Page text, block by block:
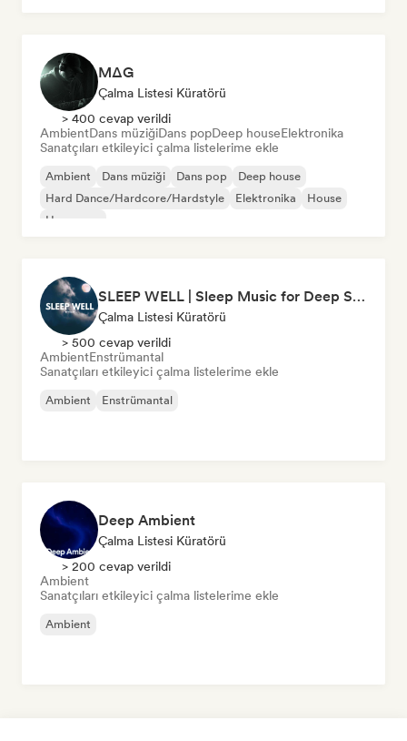
MΔG
Çalma Listesi Küratörü
> 400 cevap verildi
AmbientDans müziğiDans popDeep houseElektronika
Sanatçıları etkileyici çalma listelerime ekle
Ambient Dans müziği Dans pop
Deep house
Hard Dance/Hardcore/Hardstyle
Elektronika
House
Hyperpop
SLEEP WELL | Sleep Music for Deep Sleeping
Çalma Listesi Küratörü
> 500 cevap verildi
AmbientEnstrümantal
Sanatçıları etkileyici çalma listelerime ekle
Ambient Enstrümantal
Deep Ambient
Çalma Listesi Küratörü
> 200 cevap verildi
Ambient
Sanatçıları etkileyici çalma listelerime ekle
Ambient